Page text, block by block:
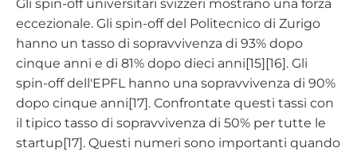
Gli spin-off universitari svizzeri mostrano una forza
eccezionale. Gli spin-off del Politecnico di Zurigo
hanno un tasso di sopravvivenza di 93% dopo
cinque anni e di 81% dopo dieci anni[15][16]. Gli
spin-off dell'EPFL hanno una sopravvivenza di 90%
dopo cinque anni[17]. Confrontate questi tassi con
il tipico tasso di sopravvivenza di 50% per tutte le
startup[17]. Questi numeri sono importanti quando